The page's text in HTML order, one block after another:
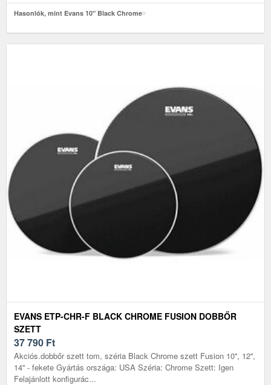
Hasonlók, mint Evans 10" Black Chrome
EVANS ETP-CHR-F BLACK CHROME FUSION DOBBŐR
SZETT
37 790 Ft
Akciós.dobbőr szett tom, széria Black Chrome szett Fusion 10'', 12'',
14'' - fekete Gyártás országa: USA Széria: Chrome Szett: Igen
Felajánlott konfigurác...